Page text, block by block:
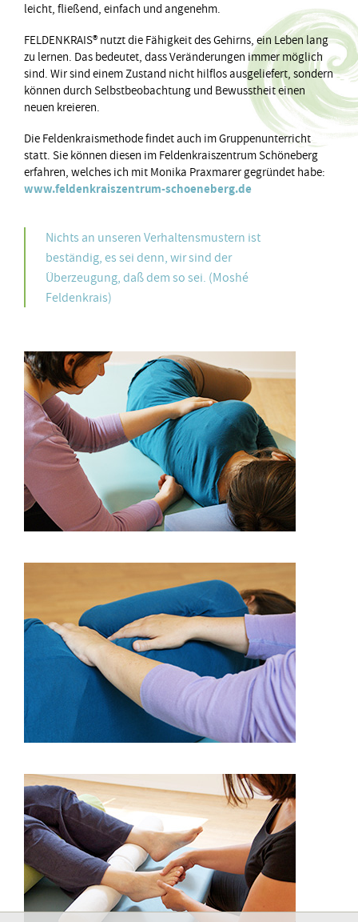
leicht, fließend, einfach und angenehm.
FELDENKRAIS® nutzt die Fähigkeit des Gehirns, ein Leben lang
zu lernen. Das bedeutet, dass Veränderungen immer möglich
sind. Wir sind einem Zustand nicht hilflos ausgeliefert, sondern
können durch Selbstbeobachtung und Bewusstheit einen
neuen kreieren.
Die Feldenkraismethode findet auch im Gruppenunterricht
statt. Sie können diesen im Feldenkraiszentrum Schöneberg
erfahren, welches ich mit Monika Praxmarer gegründet habe:
www.feldenkraiszentrum-schoeneberg.de
Nichts an unseren Verhaltensmustern ist
beständig, es sei denn, wir sind der
Überzeugung, daß dem so sei. (Moshé
Feldenkrais)